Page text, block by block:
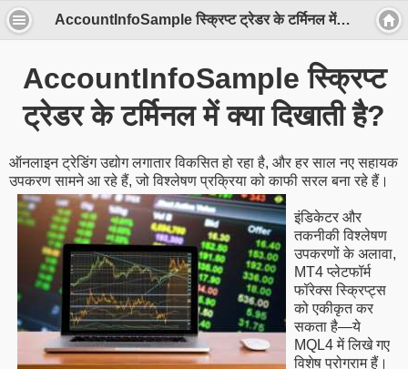
AccountInfoSample स्क्रिप्ट ट्रेडर के टर्मिनल में क्या दिखाती है?
AccountInfoSample स्क्रिप्ट
ट्रेडर के टर्मिनल में क्या दिखाती है?
ऑनलाइन ट्रेडिंग उद्योग लगातार विकसित हो रहा है, और हर साल नए सहायक
उपकरण सामने आ रहे हैं, जो विश्लेषण प्रक्रिया को काफी सरल बना रहे हैं।
इंडिकेटर और
तकनीकी विश्लेषण
उपकरणों के अलावा,
MT4 प्लेटफॉर्म
फॉरेक्स स्क्रिप्ट्स
को एकीकृत कर
सकता है—ये
MQL4 में लिखे गए
विशेष प्रोग्राम हैं।